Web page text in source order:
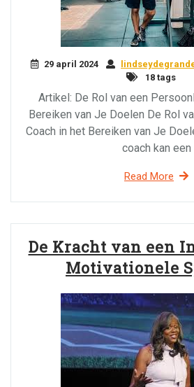
29 april 2024
18 tags
Artikel: De Rol van een
Bereiken van Je Doelen De Rol
Coach in het Bereiken van Je
coach kan een
Read More
De Kracht van een
Motivationele